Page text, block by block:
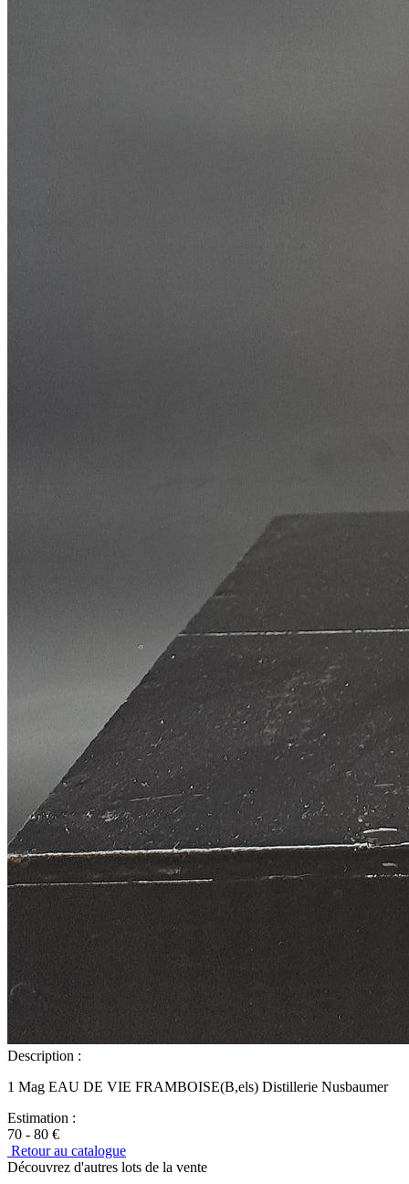
Description :
1 Mag EAU DE VIE FRAMBOISE(B,els) Distillerie Nusbaumer
Estimation :
70 - 80 €
Retour au catalogue
Découvrez d'autres lots de la vente